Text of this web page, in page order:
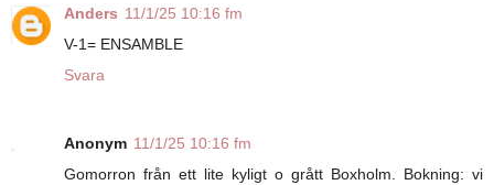
Anders 11/1/25 10:16 fm
V-1= ENSAMBLE
Svara
Anonym 11/1/25 10:16 fm
Gomorron från ett lite kyligt o grått Boxholm. Bokning: vi